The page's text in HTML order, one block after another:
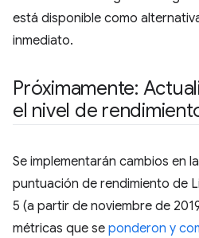
está disponible como
inmediato.
Próximamente:
el nivel de
Se implementarán cambios en
puntuación de rendimiento de
5 (a partir de noviembre de
métricas que se ponderon y